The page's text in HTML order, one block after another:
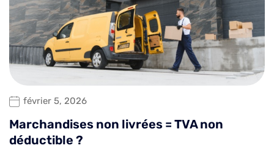
février 5, 2026
Marchandises non livrées = TVA non
déductible ?